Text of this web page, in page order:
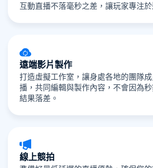
互動直播不落毫秒之差，讓玩家專注於
遠端影片製作
打造虛擬工作室，讓身處各地的團隊
播，共同編輯與製作內容，不會因為
結果落差。
線上競拍